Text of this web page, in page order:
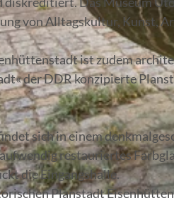
von Alltagskultur, Kunst,
ist zudem
der DDR konzipierte
sich in einem
restauriertes
die Eingangshalle.
Planstadt